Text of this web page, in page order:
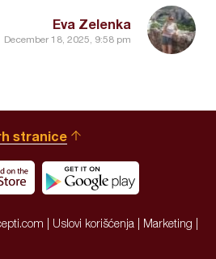
Eva Zelenka
December 18, 2025, 9:58 pm
stranice
| Uslovi korišćenja Marketing